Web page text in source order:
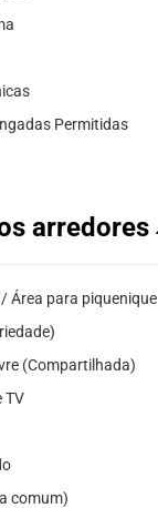
Permitidas
arredores
Área para piquenique
(Compartilhada)
TV
comum)